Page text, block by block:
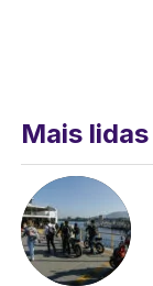
Mais lidas